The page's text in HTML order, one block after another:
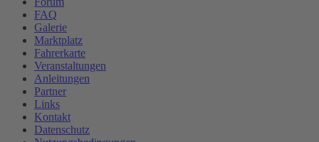
FAQ
Galerie
Marktplatz
Fahrerkarte
Veranstaltungen
Anleitungen
Partner
Links
Kontakt
Datenschutz